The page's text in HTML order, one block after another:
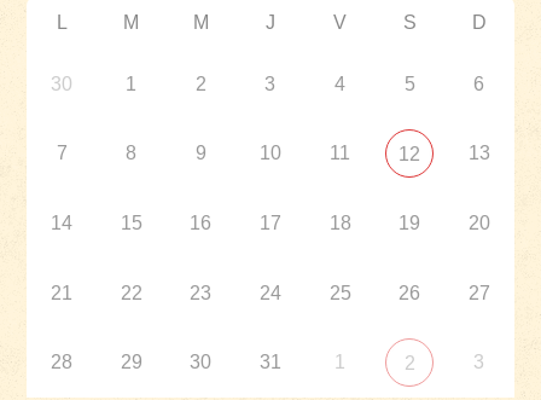
L M M J V S D
30 1 2 3 4 5 6
7 8 9 10 11 12 13
14 15 16 17 18 19 20
21 22 23 24 25 26 27
28 29 30 31 1 2 3